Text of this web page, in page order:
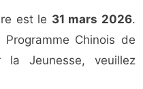
est le 31 mars 2026.
Chinois de
la Jeunesse, veuillez